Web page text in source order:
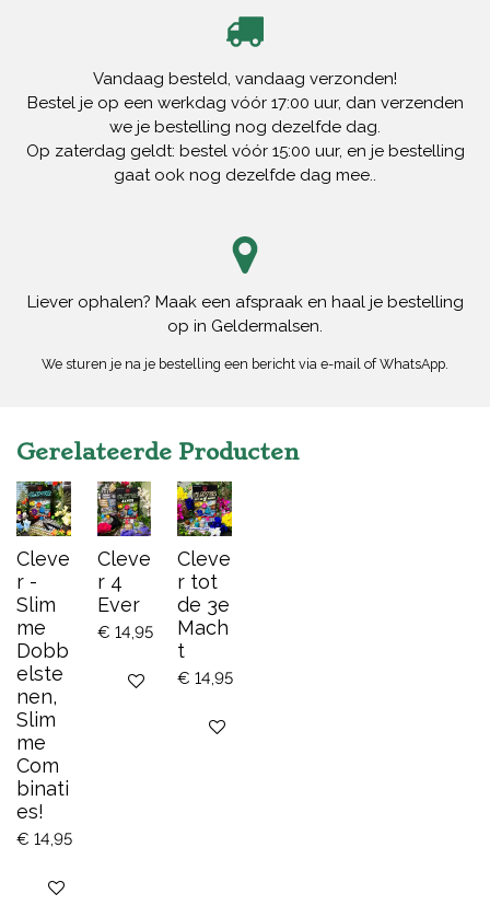
Vandaag besteld, vandaag verzonden!
Bestel je op een werkdag vóór 17:00 uur, dan verzenden
we je bestelling nog dezelfde dag.
Op zaterdag geldt: bestel vóór 15:00 uur, en je bestelling
gaat ook nog dezelfde dag mee..
Liever ophalen? Maak een afspraak en haal je bestelling
op in Geldermalsen.
We sturen je na je bestelling een bericht via e-mail of WhatsApp.
Gerelateerde Producten
Cleve
r -
Slim
me
Dobb
elste
nen,
Slim
me
Com
binati
es!
€ 14,95
Bekijk details
Cleve
r 4
Ever
€ 14,95
Bekijk details
Cleve
r tot
de 3e
Mach
t
€ 14,95
Bekijk details